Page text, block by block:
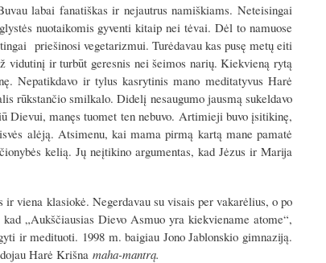
labai fanatiškas ir nejautrus namiškiams. Neteisingai
nuotaikomis gyventi kitaip nei tėvai. Dėl to namuose
priešinosi vegetarizmui. Turėdavau kas pusę metų eiti
vidutinį ir turbūt geresnis nei šeimos narių. Kiekvieną rytą
Nepatikdavo ir tylus kasrytinis mano meditatyvus Harė
rūkstančio smilkalo. Didelį nesaugumo jausmą sukeldavo
Dievui, manęs tuomet ten nebuvo. Artimieji buvo įsitikinę,
alėją. Atsimenu, kai mama pirmą kartą mane pamatė
kelią. Jų neįtikino argumentas, kad Jėzus ir Marija
viena klasiokė. Negerdavau su visais per vakarėlius, o po
„Aukščiausias Dievo Asmuo yra kiekviename atome“,
ir medituoti. 1998 m. baigiau Jono Jablonskio gimnaziją.
Harė Krišna maha-mantrą.